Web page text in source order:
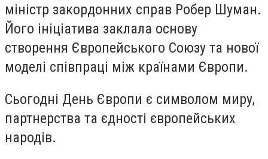
міністр закордонних справ Робер Шуман.
Його ініціатива заклала основу
створення Європейського Союзу та нової
моделі співпраці між країнами Європи.
Сьогодні День Європи є символом миру,
партнерства та єдності європейських
народів.